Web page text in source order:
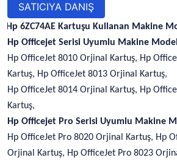
SATICIYA DANIŞ
Hp 6ZC74AE Kartuşu Kullanan Makine
Hp Officejet Serisi Uyumlu Makine
Hp OfficeJet 8010 Orjinal Kartuş, Hp
Kartuş, Hp OfficeJet 8013 Orjinal Kartuş,
Hp OfficeJet 8014 Orjinal Kartuş, Hp
Kartuş,
Hp Officejet Pro Serisi Uyumlu Makine
Hp OfficeJet Pro 8020 Orjinal Kartuş, Hp
Orjinal Kartuş, Hp OfficeJet Pro 8023